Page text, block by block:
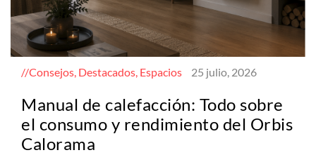
Consejos, Destacados, Espacios 25 julio, 2026
Manual de calefacción: Todo sobre
el consumo y rendimiento del Orbis
Calorama